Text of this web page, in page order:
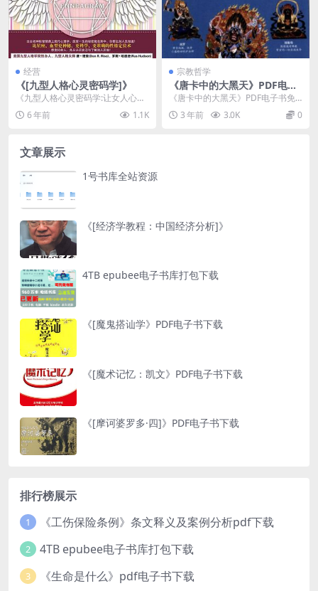
经营
《[九型人格心灵密码学]》
《九型人格心灵密码学:让女人心想
事成的性格能量书》的主要内容
是：二十一世纪的今天...
6 年前 1.1K
宗教哲学
《唐卡中的大黑天》PDF电子
书免费资源下载
《唐卡中的大黑天》PDF电子书免
费资源下载介绍 内容简介 《唐卡
中...3 年前 3.0K 0
文章展示
1号书库全站资源
《[经济学教程：中国经济分析]》
4TB epubee电子书库打包下载
《[魔鬼搭讪学》PDF电子书下载
《[魔术记忆：凯文》PDF电子书下载
《[摩诃婆罗多·四]》PDF电子书下载
排行榜展示
1 《工伤保险条例》条文释义及案例分析pdf下载
2 4TB epubee电子书库打包下载
3 《生命是什么》pdf电子书下载